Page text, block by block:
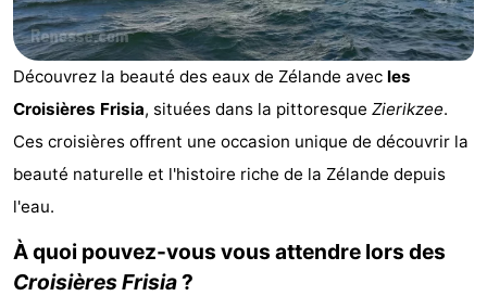
Greve
Zeeuwse
Kust
Campings
Chambre
-
De
-
Découvrez la beauté des eaux de Zélande avec les
Croisières Frisia, situées dans la pittoresque Zierikzee.
Ces croisières offrent une occasion unique de découvrir la
beauté naturelle et l'histoire riche de la Zélande depuis
l'eau.
À quoi pouvez-vous vous attendre lors des
Croisières Frisia?